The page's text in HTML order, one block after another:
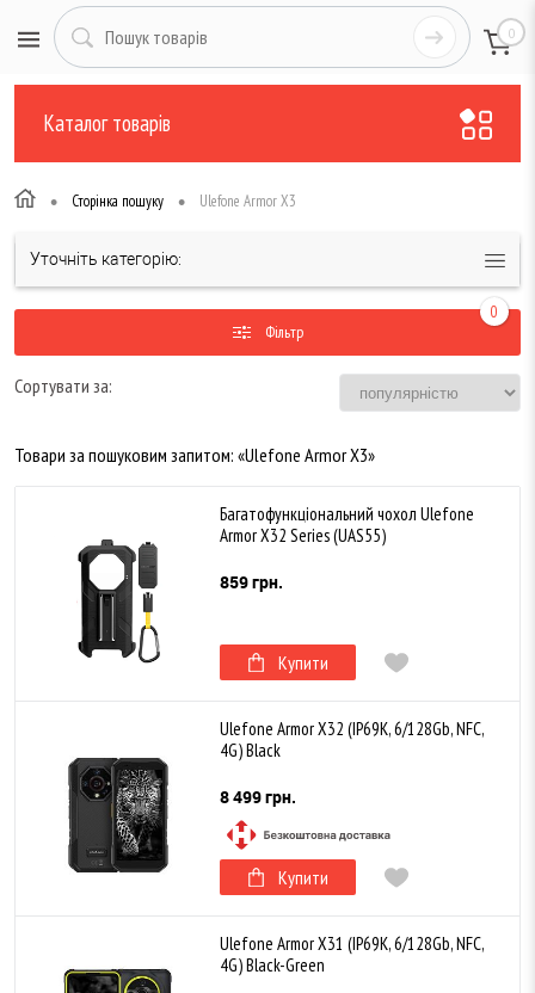
0
Каталог товарів
• Сторінка пошуку • Ulefone Armor X3
Уточніть категорію:
Фільтр
0
Сортувати за:
Товари за пошуковим запитом: «Ulefone Armor X3»
Багатофункціональний чохол Ulefone
Armor X32 Series (UAS55)
859 грн.
Купити
Ulefone Armor X32 (IP69K, 6/128Gb, NFC,
4G) Black
8 499 грн.
Купити
Ulefone Armor X31 (IP69K, 6/128Gb, NFC,
4G) Black-Green